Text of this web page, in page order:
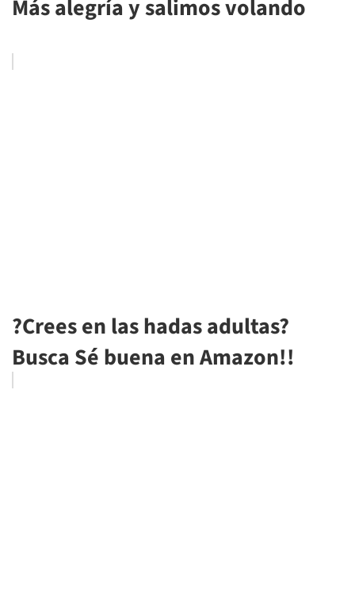
Más alegría y salimos volando
?Crees en las hadas adultas?
Busca Sé buena en Amazon!!